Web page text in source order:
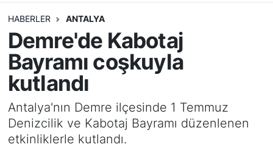
HABERLER ANTALYA
Demre'de Kabotaj
Bayramı coşkuyla
kutlandı
Antalya'nın Demre ilçesinde 1 Temmuz
Denizcilik ve Kabotaj Bayramı düzenlenen
etkinliklerle kutlandı.
SPOR
GÜNÜN MANŞETİ
DÜNYA
KÜLTÜR - SANAT
Mersin Namaz Vakitleri
Mersin Trafik Yoğunluk Haritası
Süper Lig Puan Durumu ve Fikstür
Tüm Manşetler